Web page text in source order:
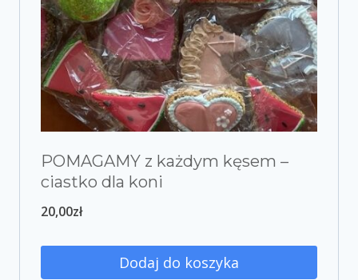
POMAGAMY z każdym kęsem –
ciastko dla koni
20,00zł
Dodaj do koszyka